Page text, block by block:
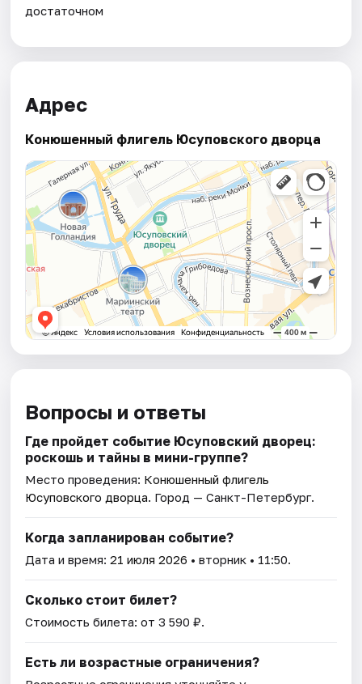
достаточном
Адрес
Конюшенный флигель Юсуповского дворца
Вопросы и ответы
Где пройдет событие Юсуповский дворец:
роскошь и тайны в мини-группе?
Место проведения: Конюшенный флигель
Юсуповского дворца. Город — Санкт-Петербург.
Когда запланирован событие?
Дата и время:21 июля 2026 • вторник • 11:50.
Сколько стоит билет?
Стоимость билета: от 3 590 ₽.
Есть ли возрастные ограничения?